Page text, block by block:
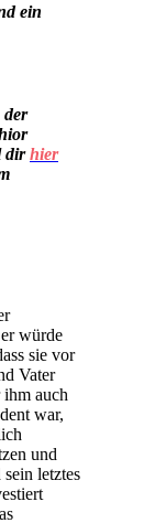
ein
der
dirhier
würde
sie vor
Vater
auch
war,
und
letztes